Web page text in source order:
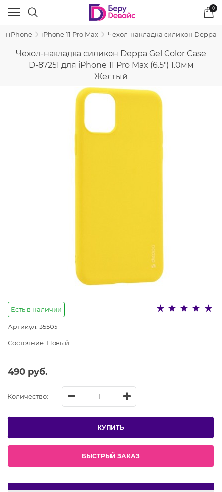
0
iPhone iPhone 11 Pro Max Чехол-накладка силикон Deppa
Чехол-накладка силикон Deppa Gel Color Case
D-87251 для iPhone 11 Pro Max (6.5") 1.0мм
Желтый
Есть в наличии
Артикул: 35505
Состояние: Новый
490 руб.
Количество:
КУПИТЬ
БЫСТРЫЙ ЗАКАЗ